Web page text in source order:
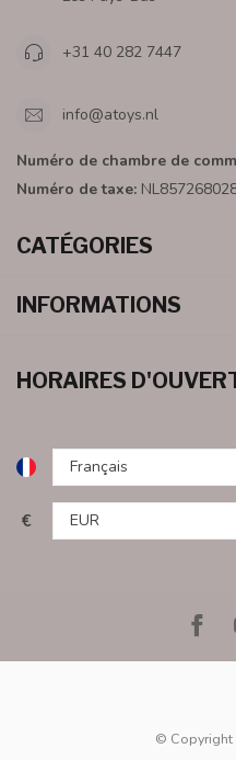
+31 40 282 7447
info@atoys.nl
Numéro de chambre de
Numéro de taxe:
CATÉGORIES
INFORMATIONS
HORAIRES
€
© Copyright